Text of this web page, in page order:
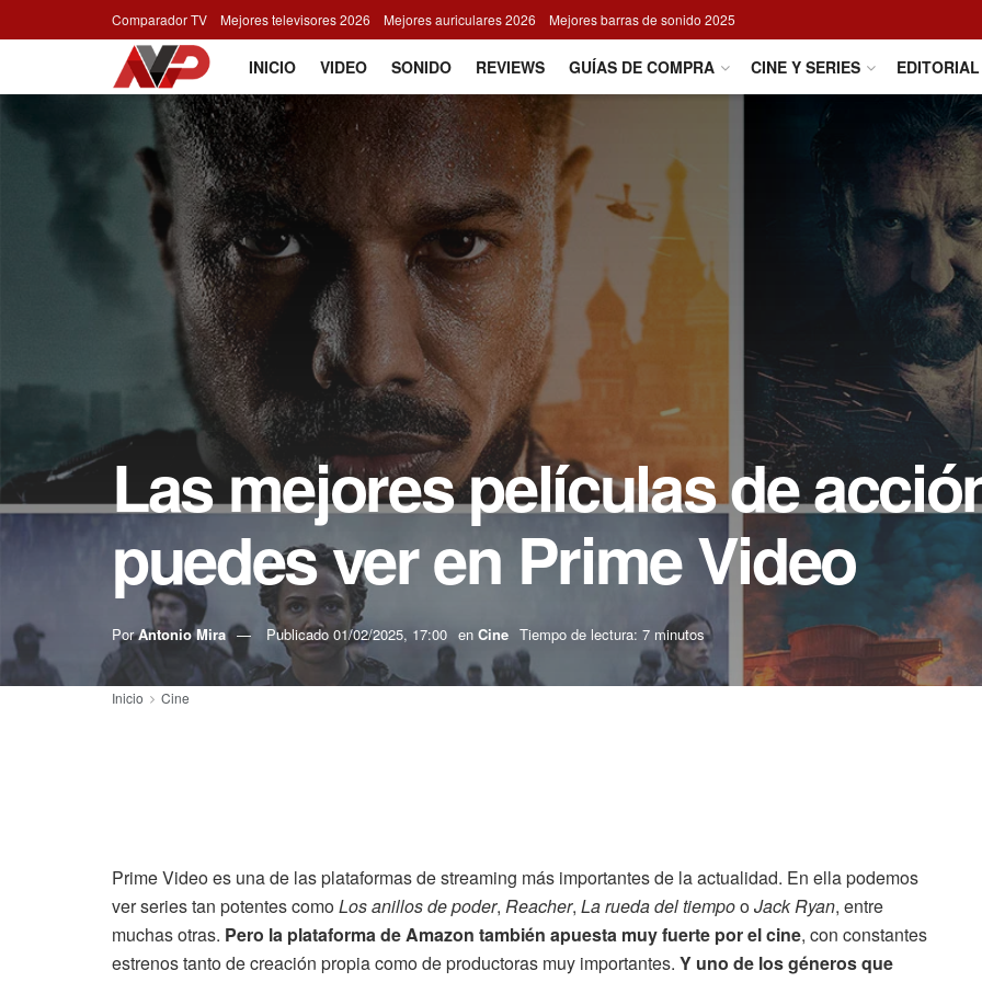
Comparador TV Mejores televisores 2026 Mejores auriculares 2026 Mejores barras de sonido 2025
INICIO VIDEO SONIDO REVIEWS GUÍAS DE COMPRA CINE Y SERIES EDITORIAL
Las mejores películas de
puedes ver en Prime Video
Por Antonio Mira Publicado 01/02/2025, 17:00 en Cine Tiempo de lectura: 7 minutos
Inicio Cine
Prime Video es una de las plataformas de streaming más importantes de la actualidad. En ella podemos
ver series tan potentes comoLos anillos de poder, Reacher, La rueda del tiempooJack Ryan, entre
muchas otras. Pero la plataforma de Amazon también apuesta muy fuerte por el cine, con constantes
estrenos tanto de creación propia como de productoras muy importantes. Y uno de los géneros que